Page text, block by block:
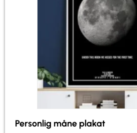
Personlig måne plakat